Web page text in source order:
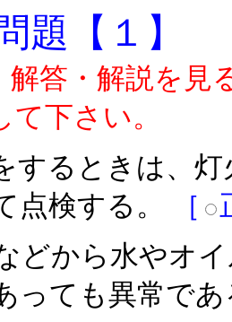
題【１】
解答・解説を見
下さい。
するときは、
点検する。
［
どから水やオ
っても異常で